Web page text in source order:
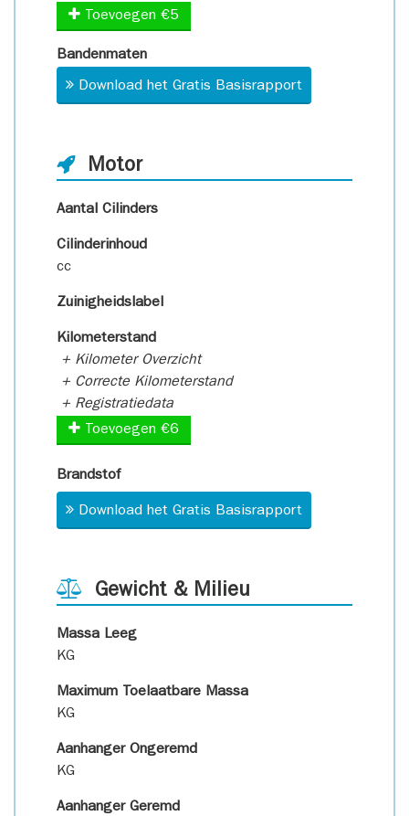
Toevoegen €5
Bandenmaten
Download het Gratis Basisrapport
Motor
Aantal Cilinders
Cilinderinhoud
cc
Zuinigheidslabel
Kilometerstand
+ Kilometer Overzicht
+ Correcte Kilometerstand
+ Registratiedata
Toevoegen €6
Brandstof
Download het Gratis Basisrapport
Gewicht & Milieu
Massa Leeg
KG
Maximum Toelaatbare Massa
KG
Aanhanger Ongeremd
KG
Aanhanger Geremd